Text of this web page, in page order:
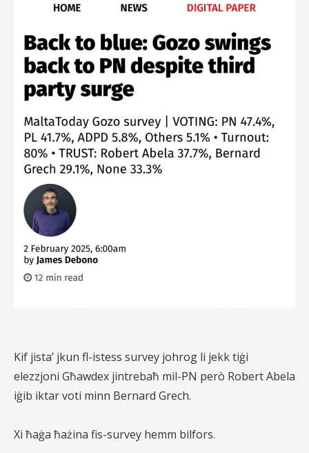
Kif jista’ jkun fl-istess survey johrog li jekk tiġi
elezzjoni Għawdex jintrebaħ mil-PN però Robert Abela
iġib iktar voti minn Bernard Grech.
Xi ħaġa ħażina fis-survey hemm bilfors.